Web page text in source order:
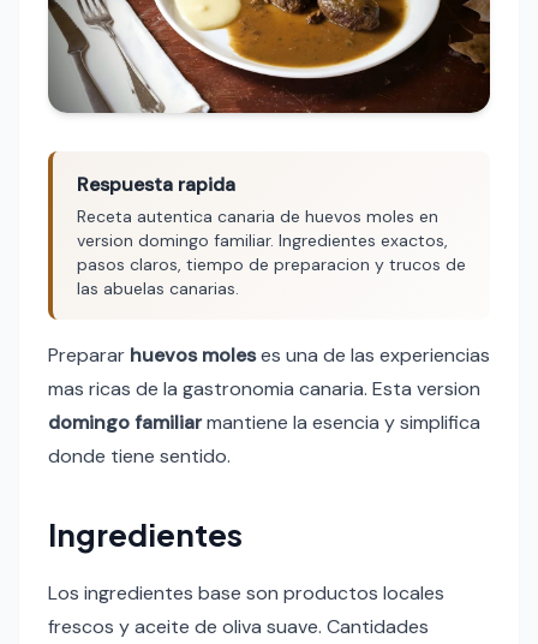
Respuesta rapida
Receta autentica canaria de huevos moles en
version domingo familiar. Ingredientes exactos,
pasos claros, tiempo de preparacion y trucos de
las abuelas canarias.
Preparar huevos moleses una de las experiencias
mas ricas de la gastronomia canaria. Esta version
domingo familiarmantiene la esencia y simplifica
donde tiene sentido.
Ingredientes
Los ingredientes base son productos locales
frescos y aceite de oliva suave. Cantidades